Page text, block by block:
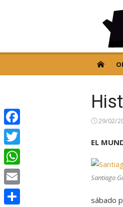
29/02/
EL
Santiago
sábado
Facebook
Twitter
WhatsApp
Email